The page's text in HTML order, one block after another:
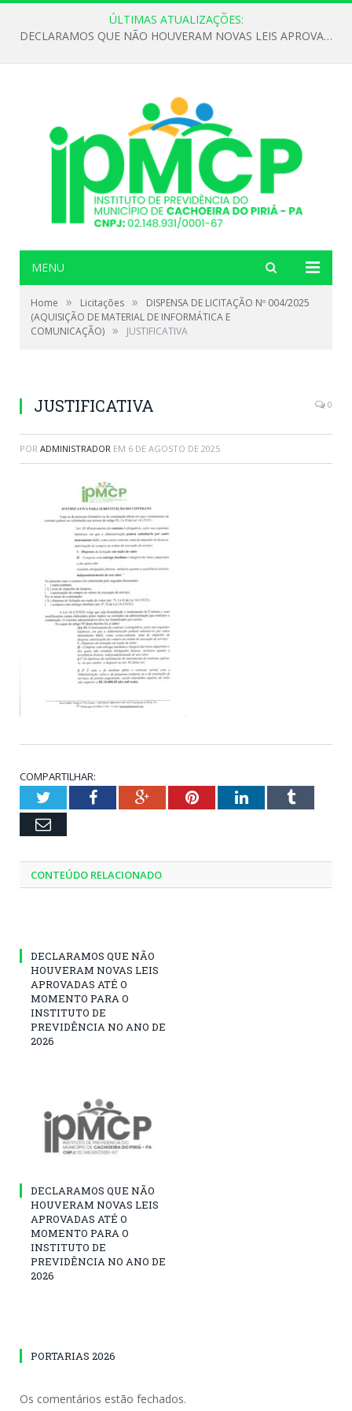
ÚLTIMAS ATUALIZAÇÕES:
DECLARAMOS QUE NÃO HOUVERAM NOVAS LEIS APROVADAS ATÉ O MOMENTO PARA O INSTITUTO DE PREVIDÊNCIA NO ANO DE 2026
MENU
Home » Licitações »
DISPENSA DE LICITAÇÃO Nº 004/2025
(AQUISIÇÃO DE MATERIAL DE INFORMÁTICA E
COMUNICAÇÃO) » JUSTIFICATIVA
JUSTIFICATIVA 0
POR ADMINISTRADOR EM 6 DE AGOSTO DE 2025
COMPARTILHAR:
TwitterFacebookGoogle+PinterestLinkedInTumblr
Email
CONTEÚDO RELACIONADO
DECLARAMOS QUE NÃO
HOUVERAM NOVAS LEIS
APROVADAS ATÉ O
MOMENTO PARA O
INSTITUTO DE
PREVIDÊNCIA NO ANO DE
2026
DECLARAMOS QUE NÃO
HOUVERAM NOVAS LEIS
APROVADAS ATÉ O
MOMENTO PARA O
INSTITUTO DE
PREVIDÊNCIA NO ANO DE
2026
PORTARIAS 2026
Os comentários estão fechados.